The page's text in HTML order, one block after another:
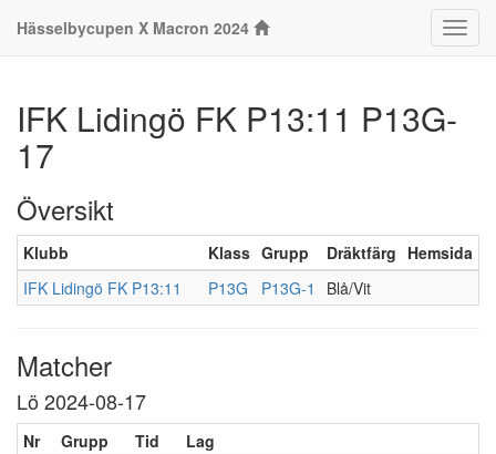
Hässelbycupen X Macron 2024
IFK Lidingö FK P13:11 P13G-
17
Översikt
Klubb Klass Grupp Dräktfärg Hemsida
IFK Lidingö FK P13:11
P13G P13G-1 Blå/Vit
Matcher
Lö 2024-08-17
Nr Grupp Tid
Lag